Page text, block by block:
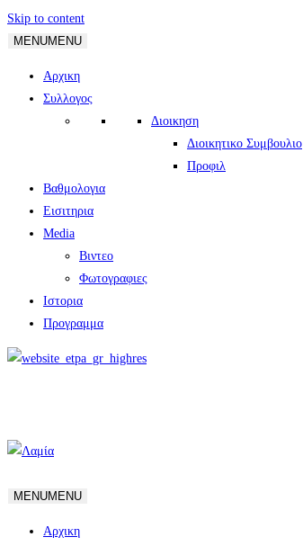
Skip to content
MENUMENU
Αρχικη
Συλλογος
Διοικηση
Διοικητικο Συμβουλιο
Προφιλ
Βαθμολογια
Εισιτηρια
Media
Βιντεο
Φωτογραφιες
Ιστορια
Πρoγραμμα
MENUMENU
Αρχικη